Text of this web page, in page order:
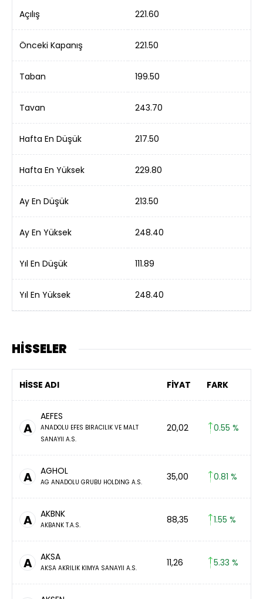
Açılış 221.60
Önceki Kapanış 221.50
Taban 199.50
Tavan 243.70
Hafta En Düşük 217.50
Hafta En Yüksek 229.80
Ay En Düşük 213.50
Ay En Yüksek 248.40
Yıl En Düşük 111.89
Yıl En Yüksek 248.40
HİSSELER
HİSSE ADI FİYAT FARK
A
AEFES
ANADOLU EFES BIRACILIK VE MALT
SANAYII A.S.
20,02 0.55 %
A AGHOL
AG ANADOLU GRUBU HOLDING A.S. 35,00 0.81 %
A AKBNK
AKBANK T.A.S. 88,35 1.55 %
A AKSA
AKSA AKRILIK KIMYA SANAYII A.S. 11,26 5.33 %